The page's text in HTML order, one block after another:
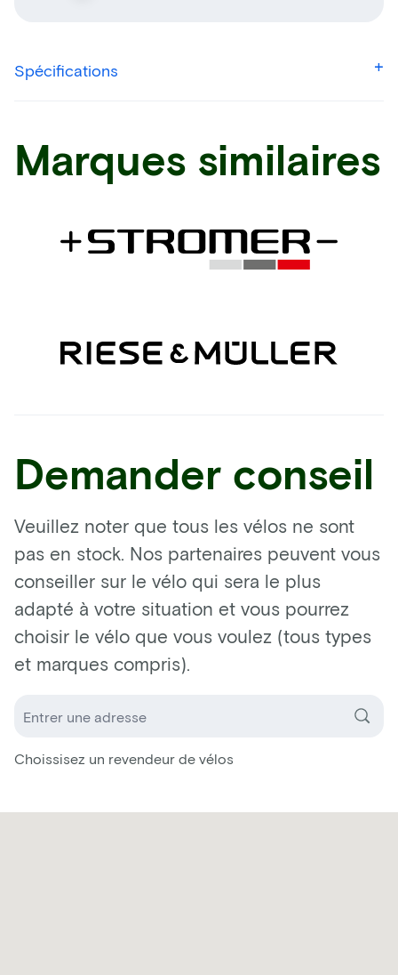
Spécifications
Marques similaires
Demander conseil
Veuillez noter que tous les vélos ne sont
pas en stock. Nos partenaires peuvent vous
conseiller sur le vélo qui sera le plus
adapté à votre situation et vous pourrez
choisir le vélo que vous voulez (tous types
et marques compris).
Choissisez un revendeur de vélos